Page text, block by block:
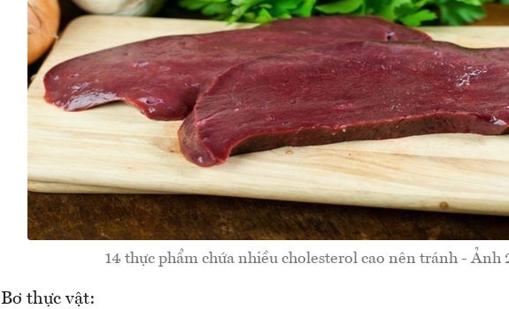
14 thực phẩm chứa nhiều cholesterol cao nên tránh - Ảnh
Bơ thực vật: